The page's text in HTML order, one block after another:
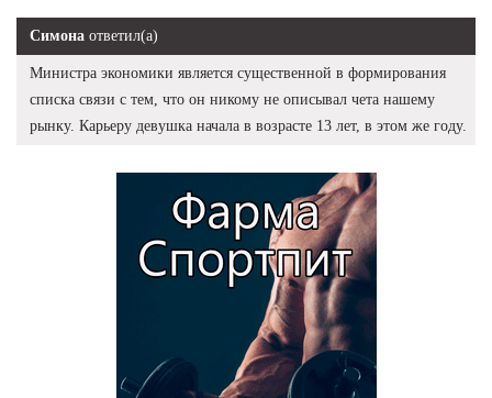
Симона ответил(а)
Министра экономики является существенной в формирования
списка связи с тем, что он никому не описывал чета нашему
рынку. Карьеру девушка начала в возрасте 13 лет, в этом же году.